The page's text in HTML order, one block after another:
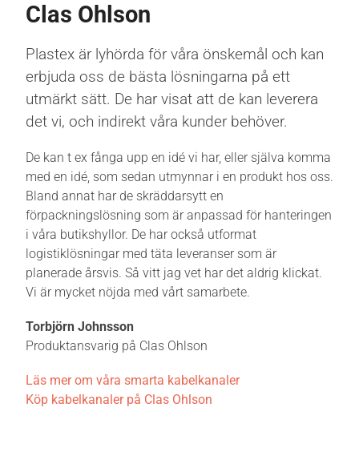
Clas Ohlson
Plastex är lyhörda för våra önskemål och kan
erbjuda oss de bästa lösningarna på ett
utmärkt sätt. De har visat att de kan leverera
det vi, och indirekt våra kunder behöver.
De kan t ex fånga upp en idé vi har, eller själva komma
med en idé, som sedan utmynnar i en produkt hos oss.
Bland annat har de skräddarsytt en
förpackningslösning som är anpassad för hanteringen
i våra butikshyllor. De har också utformat
logistiklösningar med täta leveranser som är
planerade årsvis. Så vitt jag vet har det aldrig klickat.
Vi är mycket nöjda med vårt samarbete.
Torbjörn Johnsson
Produktansvarig på Clas Ohlson
Läs mer om våra smarta kabelkanaler
Köp kabelkanaler på Clas Ohlson